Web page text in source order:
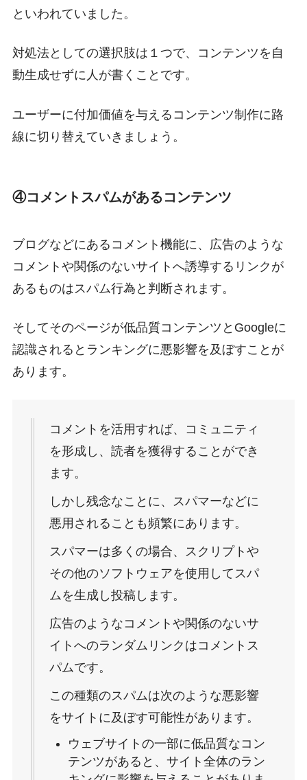
といわれていました。
対処法としての選択肢は１つで、コンテンツを自
動生成せずに人が書くことです。
ユーザーに付加価値を与えるコンテンツ制作に路
線に切り替えていきましょう。
④コメントスパムがあるコンテンツ
ブログなどにあるコメント機能に、広告のような
コメントや関係のないサイトへ誘導するリンクが
あるものはスパム行為と判断されます。
そしてそのページが低品質コンテンツとGoogleに
認識されるとランキングに悪影響を及ぼすことが
あります。
コメントを活用すれば、コミュニティ
を形成し、読者を獲得することができ
ます。
しかし残念なことに、スパマーなどに
悪用されることも頻繁にあります。
スパマーは多くの場合、スクリプトや
その他のソフトウェアを使用してスパ
ムを生成し投稿します。
広告のようなコメントや関係のないサ
イトへのランダムリンクはコメントス
パムです。
この種類のスパムは次のような悪影響
をサイトに及ぼす可能性があります。
ウェブサイトの一部に低品質なコン
テンツがあると、サイト全体のラン